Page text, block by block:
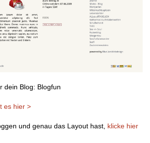
dein Blog: Blogfun
es hier >
und genau das Layout hast, klicke hier